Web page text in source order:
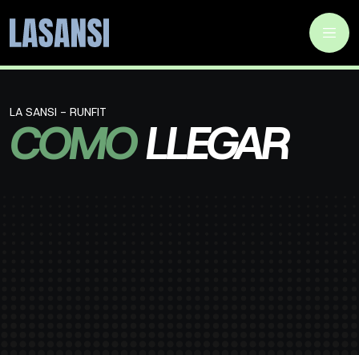
LA SANSI - RUNFIT
COMOLLEGAR